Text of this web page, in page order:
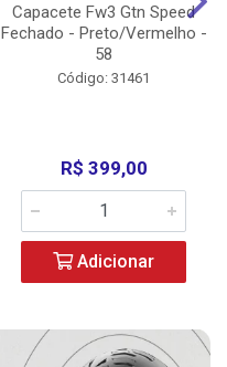
Capacete Fw3 Gtn Speed
Fechado - Preto/Vermelho -
58
Código: 31461
R$ 399,00
Adicionar